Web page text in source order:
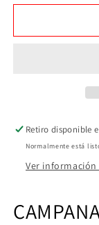
para
ISLA
Retiro disponible
Normalmente está
Ver